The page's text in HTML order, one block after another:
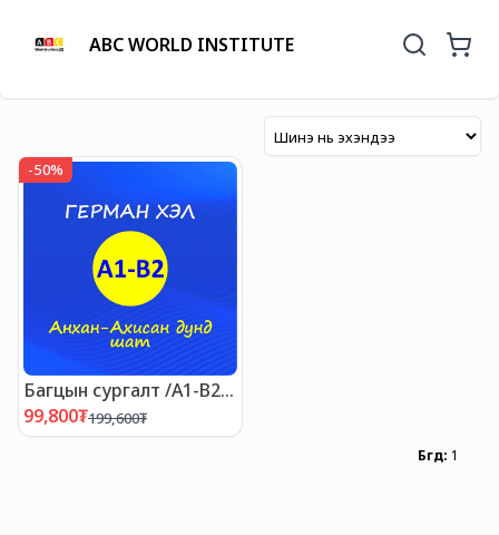
ABC WORLD INSTITUTE
-50%
Багцын сургалт /А1-В2
түвшин/
99,800₮199,600₮
Бүгд: 1